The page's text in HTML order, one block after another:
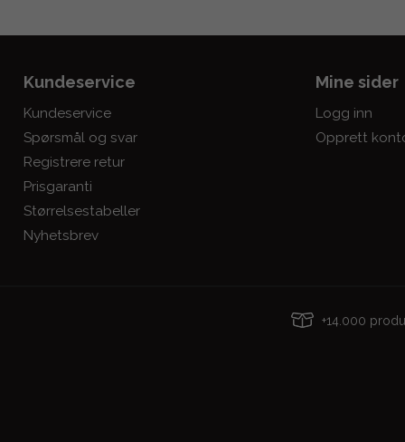
Kundeservice
Kundeservice
Spørsmål og svar
Registrere retur
Prisgaranti
Størrelsestabeller
Nyhetsbrev
Mine sider
Logg inn
Opprett
+14.000